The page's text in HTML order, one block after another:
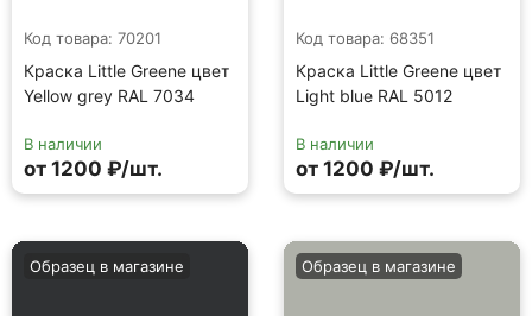
Код товара: 70201
Краска Little Greene цвет
Yellow grey RAL 7034
В наличии
от 1200 ₽/шт.
Код товара: 68351
Краска Little Greene цвет
Light blue RAL 5012
В наличии
от 1200 ₽/шт.
Образец в магазине Образец в магазине